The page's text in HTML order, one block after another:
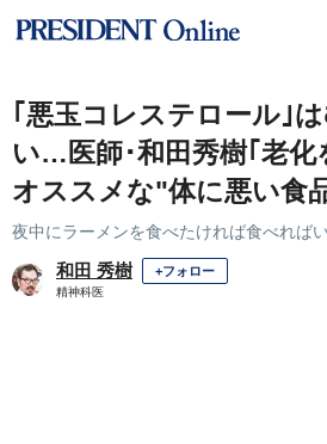
｢悪玉コレステロール｣
い…医師･和田秀樹｢老化
オススメな"体に悪い食
夜中にラーメンを食べたければ食べれば
和田 秀樹 +フォロー
精神科医